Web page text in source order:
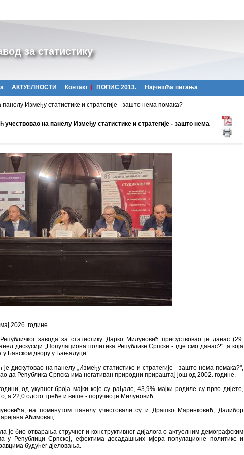
за статистику
АКТУЕЛНОСТИ Контакт ПОПИС 2013. Најчешћa питања
Између статистике и стратегије - зашто нема помака?
учествовао на панелу Између статистике и стратегије - зашто нема
2026. године
завода за статистику Дарко Милуновић присуствовао је данас (29.
дискусији „Популациона политика Републике Српске - гдје смо данас?" ,а која
у Банском двору у Бањалуци.
је дискутовао на панелу „Између статистике и стратегије - зашто нема помака?",
да Република Српска има негативан природни прираштај још од 2002. године.
од укупног броја мајки које су рађале, 43,9% мајки родиле су прво дијете,
а 22,0 одсто треће и више - поручио је Милуновић.
на поменутом панелу учестовали су и Драшко Маринковић, Далибор
Аћимовац.
је био отварања стручног и конструктивног дијалога о актуелним демографским
у Републици Српској, ефектима досадашњих мјера популационе политике и
будућег дјеловања.